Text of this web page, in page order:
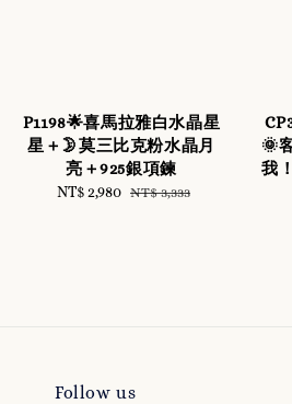
P1198🌟喜馬拉雅白水晶星
星＋🌛莫三比克粉水晶月
亮＋925銀項鍊
Sale
NT$ 2,980 Regular
NT$ 3,333
🌞
我
Follow us